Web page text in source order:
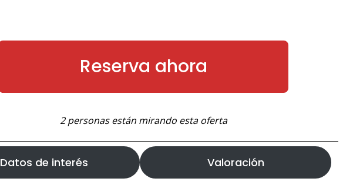
Reserva ahora
2 personas están mirando esta oferta
Datos de interés Valoración